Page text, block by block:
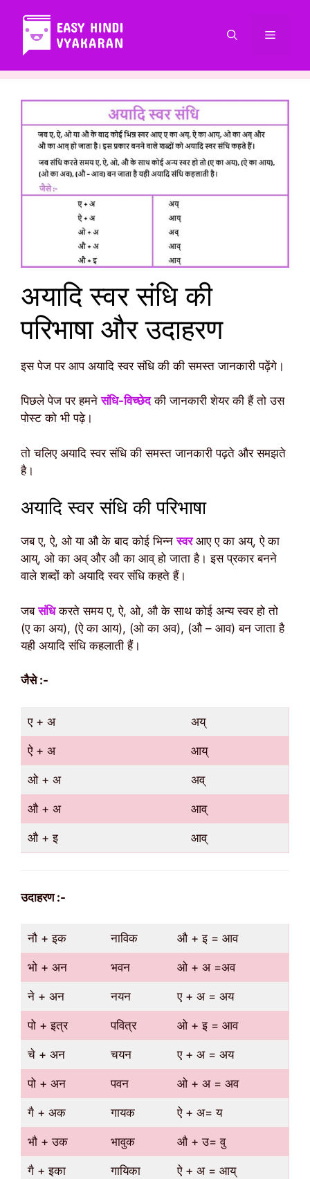
content
Menu
अयादि स्वर संधि की
परिभाषा और उदाहरण
इस पेज पर आप अयादि स्वर संधि की की समस्त जानकारी पढ़ेंगे।
पिछले पेज पर हमनेसंधि-विच्छेदकी जानकारी शेयर की हैं तो उस
पोस्ट को भी पढ़े।
तो चलिए अयादि स्वर संधि की समस्त जानकारी पढ़ते और समझते
है।
अयादि स्वर संधि की परिभाषा
जब ए, ऐ, ओ या औ के बाद कोई भिन्नस्वरआए ए का अय्, ऐ का
आय्, ओ का अव् और औ का आव् हो जाता है। इस प्रकार बनने
वाले शब्दों को अयादि स्वर संधि कहते हैं।
जबसंधिकरते समय ए, ऐ, ओ, औ के साथ कोई अन्य स्वर हो तो
(ए का अय), (ऐ का आय), (ओ का अव), (औ – आव) बन जाता है
यही अयादि संधि कहलाती हैं।
जैसे :-
ए + अ अय्
ऐ + अ आय्
ओ + अ अव्
औ + अ आव्
औ + इ आव्
उदाहरण :-
नौ + इक नाविक औ + इ = आव
भो + अन भवन ओ + अ =अव
ने + अन नयन ए + अ = अय
पो + इत्र पवित्र ओ + इ = आव
चे + अन चयन ए + अ = अय
पो + अन पवन ओ + अ = अव
गै + अक गायक ऐ + अ= य
भौ + उक भावुक औ + उ= वु
गै + इका गायिका ऐ + अ = आय्